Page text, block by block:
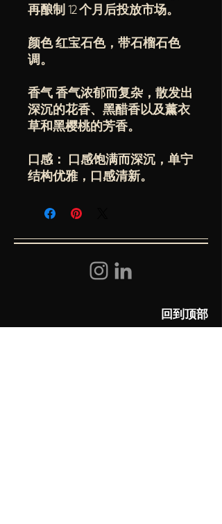
再酿制 12 个月后投放市场。
颜色 红宝石色，带石榴石色
调。
香气 香气浓郁而复杂，散发出
深沉的花香、黑醋香以及薰衣
草和黑樱桃的芳香。
口感： 口感饱满而深沉，单宁
结构优雅，口感清新。
回到顶部